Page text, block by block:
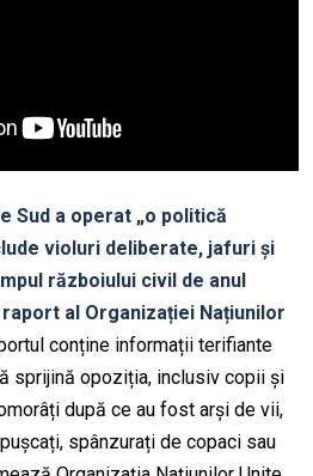
Sud a operat „o politică
violuri deliberate, jafuri și
războiului civil de anul
al Organizației Națiunilor
conține informații terifiante
sprijină opoziția, inclusiv copii și
după ce au fost arși de vii,
spânzurați de copaci sau